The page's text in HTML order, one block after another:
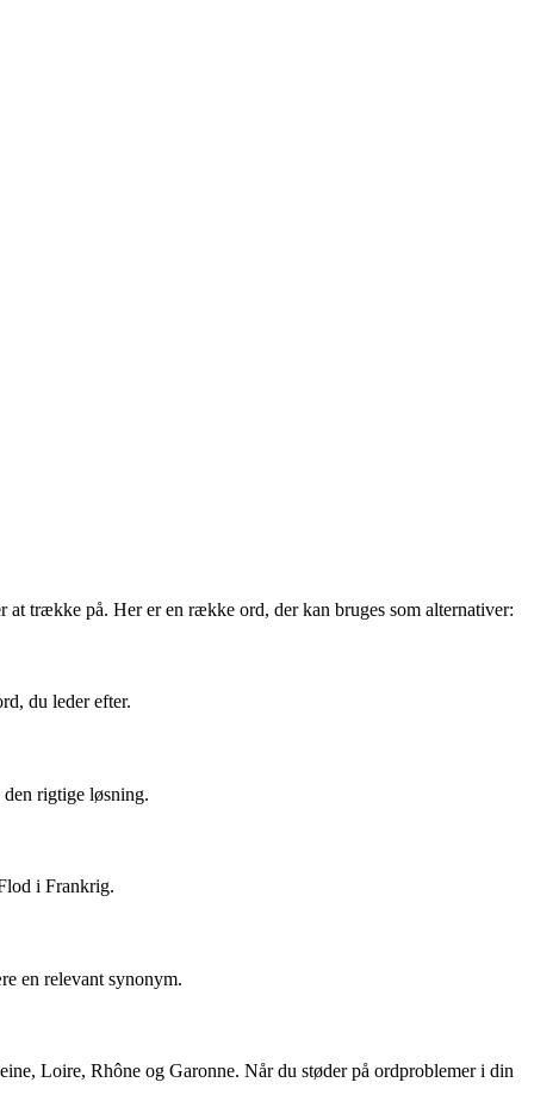
trække på. Her er en række ord, der kan bruges som alternativer:
du leder efter.
rigtige løsning.
i Frankrig.
en relevant synonym.
Loire, Rhône og Garonne. Når du støder på ordproblemer i din